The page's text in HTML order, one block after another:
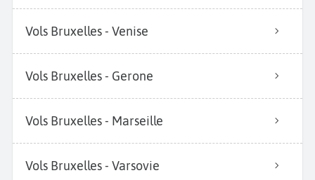
Vols Bruxelles - Venise
Vols Bruxelles - Gerone
Vols Bruxelles - Marseille
Vols Bruxelles - Varsovie